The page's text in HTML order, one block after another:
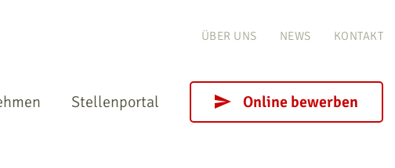
ÜBER UNS NEWS KONTAKT
Stellenportal Online bewerben